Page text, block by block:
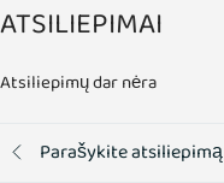
ATSILIEPIMAI
Atsiliepimų dar nėra
Parašykite atsiliepimą